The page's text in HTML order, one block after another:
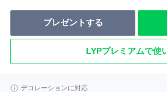
プレゼントする
LYPプレミアムで使
デコレーションに対応